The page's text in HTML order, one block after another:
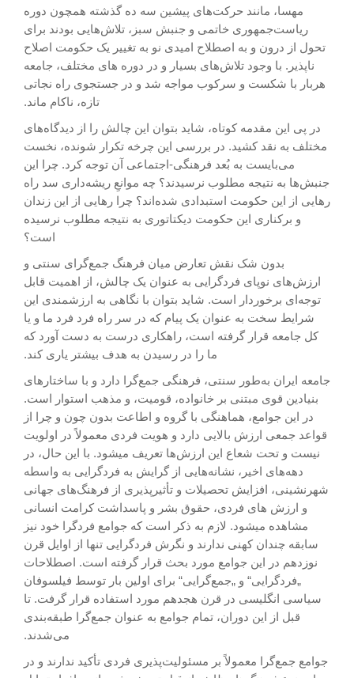
مهسا، مانند حرکت‌های پیشین سه ده گذشته همچون دوره
ریاست‌جمهوری خاتمی و جنبش سبز، تلاش‌هایی بودند برای
تحول از درون و به اصطلاح امیدی نو به تغییر یک حکومت اصلاح
ناپذیر. با وجود تلاش‌های بسیار و در دوره های مختلف، جامعه
هربار با شکست و سرکوب مواجه شد و در جستجوی راه نجاتی
تازه، ناکام ماند.
در پی این مقدمه کوتاه، شاید بتوان این چالش را از دیدگاه‌های
مختلف به نقد کشید. در بررسی این چرخه تکرار شونده، نخست
می‌بایست به بُعد فرهنگی-اجتماعی آن توجه کرد. چرا این
جنبش‌ها به نتیجه مطلوب نرسیدند؟ چه موانعِ ریشه‌داری سد راه
رهایی از این حکومت استبدادی شده‌اند؟ چرا رهایی از این زندان
و برکناری این حکومت دیکتاتوری به نتیجه مطلوب نرسیده
است؟
بدون شک نقش تعارض میان فرهنگ جمع‌گرای سنتی و
ارزش‌های نوپای فردگرایی به عنوان یک چالش، از اهمیت قابل
توجه‌ای برخوردار است. شاید بتوان با نگاهی به ارزشمندی این
شرایط سخت به عنوان یک پیام که در سر راه فرد فرد ما و یا
کل جامعه قرار گرفته است، راهکاری درست به دست آورد که
ما را در رسیدن به هدف بیشتر یاری کند.
جامعه ایران به‌طور سنتی، فرهنگی جمع‌گرا دارد و با ساختارهای
بنیادین قوی مبتنی بر خانواده، قومیت، و مذهب استوار است.
در این جوامع، هماهنگی با گروه و اطاعت بدون چون و چرا از
قواعد جمعی ارزش بالایی دارد و هویت فردی معمولاً در اولویت
نیست و تحت شعاع این ارزش‌ها تعریف میشود. با این حال، در
دهه‌های اخیر، نشانه‌هایی از گرایش به فردگرایی به‌ واسطه
شهرنشینی، افزایش تحصیلات و تأثیرپذیری از فرهنگ‌های جهانی
و ارزش های فردی، حقوق بشر و پاسداشت کرامت انسانی
مشاهده میشود. لازم به ذکر است که جوامع فردگرا خود نیز
سابقه چندان کهنی ندارند و نگرش فردگرایی تنها از اوایل قرن
نوزدهم در این جوامع مورد بحث قرار گرفته است. اصطلاحات
„فردگرایی“ و „جمع‌گرایی“ برای اولین بار توسط فیلسوفان
سیاسی انگلیسی در قرن هجدهم مورد استفاده قرار گرفت. تا
قبل از این دوران، تمام جوامع به عنوان جمع‌گرا طبقه‌بندی
می‌شدند.
جوامع جمع‌گرا معمولاً بر مسئولیت‌پذیری فردی تأکید ندارند و در